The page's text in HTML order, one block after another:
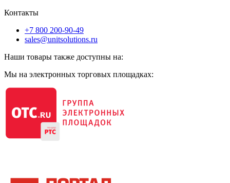
Контакты
+7 800 200-90-49
sales@unitsolutions.ru
Наши товары также доступны на:
Мы на электронных торговых площадках: